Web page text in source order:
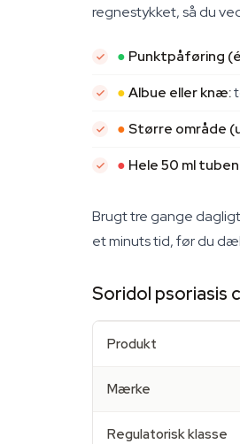
regnestykket, så du
● Punktpåføring
●Albue eller knæ:
● Større område
● Hele 50 ml
Brugt tre gange
et minuts tid, før du
Soridol psoriasis
Produkt
Mærke
Regulatorisk klasse